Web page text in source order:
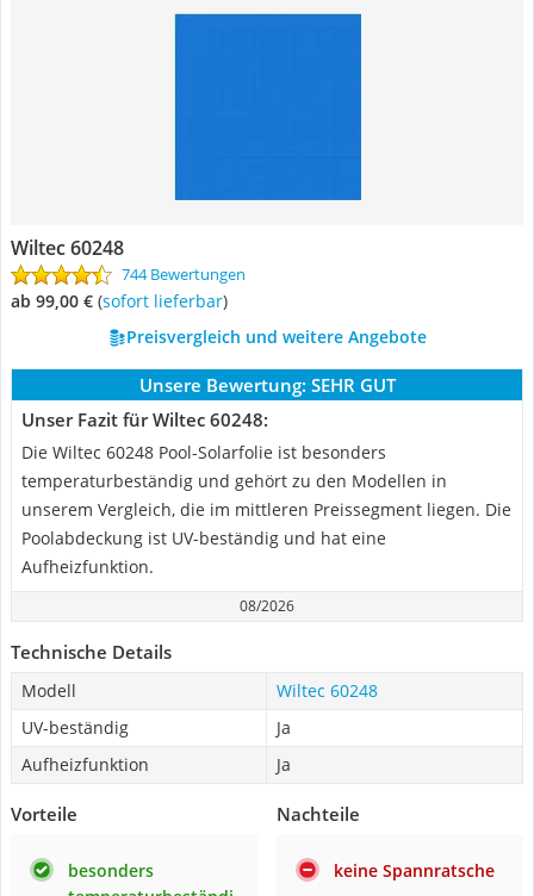
Wiltec 60248
744 Bewertungen
ab 99,00 € ( Sofort lieferbar)
Preisvergleich und weitere Angebote
Unsere Bewertung: SEHR GUT
Unser Fazit für Wiltec 60248:
Die Wiltec 60248 Pool-Solarfolie ist besonders
temperaturbeständig und gehört zu den Modellen in
unserem Vergleich, die im mittleren Preissegment liegen. Die
Poolabdeckung ist UV-beständig und hat eine
Aufheizfunktion.
08/2026
Technische Details
Modell
Wiltec 60248
UV-beständig
Ja
Aufheizfunktion
Ja
Vorteile
besonders
Nachteile
keine Spannratsche